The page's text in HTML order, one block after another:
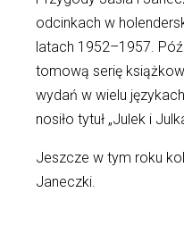
odcinkach w
latach 1952–1957.
tomową serię
wydań w wielu
nosiło tytuł „Julek i
Jeszcze w tym roku
Janeczki.